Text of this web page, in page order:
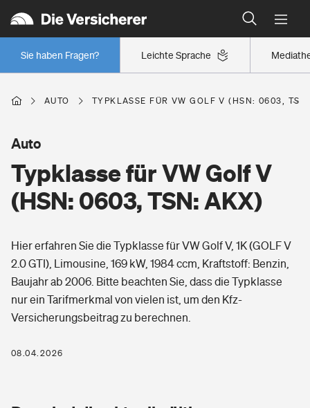
Leichte Sprache
Sie haben Fragen?
Wer versichert was: Jetzt Versicherer finden
Regionalklassen: So ist Ihre Region eingestuft
Wer versichert was: Jetzt Versicherer finden
Berufsunfähigkeitsversicherung
Erwerbsunfähigkeitsversicherung
Grundfähigkeitsversicherung
Arbeitsrechtsschutz
Berufshaftpflichtversicherung
Zur Übersicht
Wohnen
Freizeit
Pri­vate Haft­pflicht­
Gesundheit
Private Krankenversicherung
AUTO TYPKLASSE FÜR VW GOLF V (HSN: 0603,
Typklasse für VW Golf V
(HSN: 0603, TSN: AKX)
Auto
Hier erfahren Sie die Typklasse für VW Golf V, 1K (GOLF V
2.0 GTI), Limousine, 169 kW, 1984 ccm, Kraftstoff: Benzin,
Baujahr ab 2006. Bitte beachten Sie, dass die Typklasse
nur ein Tarifmerkmal von vielen ist, um den Kfz-
Versicherungsbeitrag zu berechnen.
08.04.2026